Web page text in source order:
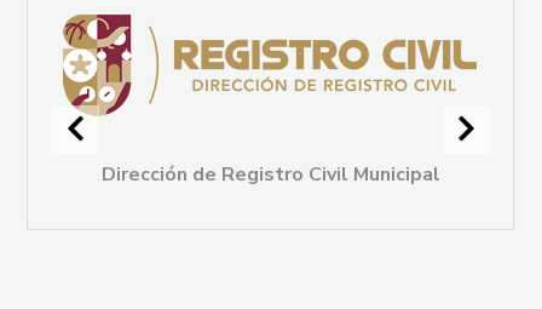
Centro de Atención y Protección al Turista